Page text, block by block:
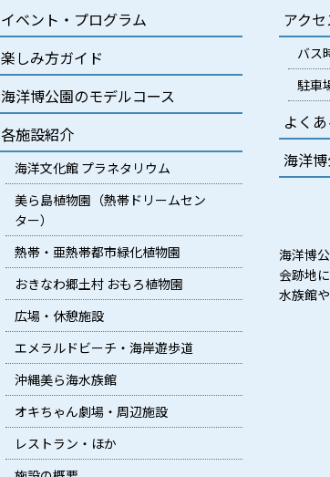
イベント・プログラム
楽しみ方ガイド
海洋博公園のモデルコース
各施設紹介
海洋文化館 プラネタリウム
美ら島植物園（熱帯ドリームセン
ター）
熱帯・亜熱帯都市緑化植物園
おきなわ郷土村 おもろ植物園
広場・休憩施設
エメラルドビーチ・海岸遊歩道
沖縄美ら海水族館
オキちゃん劇場・周辺施設
レストラン・ほか
アクセ
バス
駐車
よくあ
海洋
海洋博
会跡地
水族館